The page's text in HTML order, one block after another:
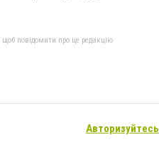
повідомити про це редакцію
Авторизуйтесь